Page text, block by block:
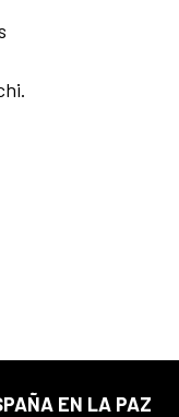
EN LA PAZ